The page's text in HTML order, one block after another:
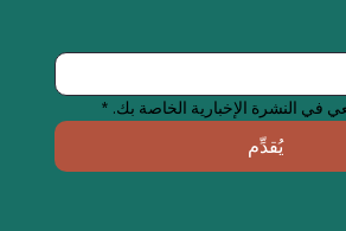
في النشرة الإخبارية الخاصة بك. *
يُقدِّم